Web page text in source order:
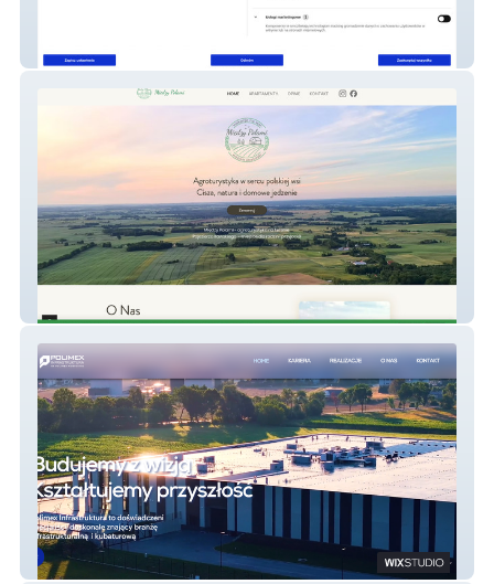
Topofthetop
Miedzy Polami
Polimex Infrastruktura Sp.z o.o.